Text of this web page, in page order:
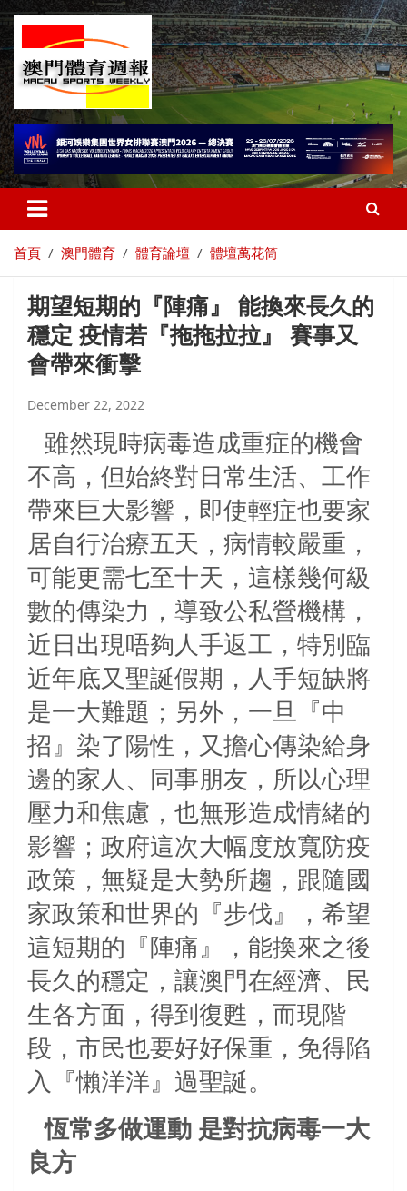
首頁 澳門體育 體育論壇 體壇萬花筒
期望短期的『陣痛』 能換來長久的
穩定 疫情若『拖拖拉拉』 賽事又
會帶來衝擊
December 22, 2022
雖然現時病毒造成重症的機會
不高，但始終對日常生活、工作
帶來巨大影響，即使輕症也要家
居自行治療五天，病情較嚴重，
可能更需七至十天，這樣幾何級
數的傳染力，導致公私營機構，
近日出現唔夠人手返工，特別臨
近年底又聖誕假期，人手短缺將
是一大難題；另外，一旦『中
招』染了陽性，又擔心傳染給身
邊的家人、同事朋友，所以心理
壓力和焦慮，也無形造成情緒的
影響；政府這次大幅度放寬防疫
政策，無疑是大勢所趨，跟隨國
家政策和世界的『步伐』，希望
這短期的『陣痛』，能換來之後
長久的穩定，讓澳門在經濟、民
生各方面，得到復甦，而現階
段，市民也要好好保重，免得陷
入『懶洋洋』過聖誕。
恆常多做運動 是對抗病毒一大
良方